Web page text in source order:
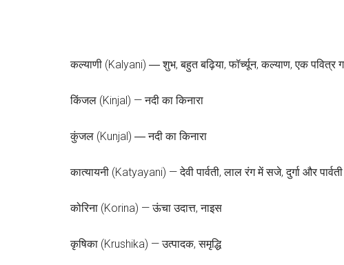
कल्याणी (Kalyani) ― शुभ, बहुत बढ़िया, फॉर्च्यून, कल्याण, एक
किंजल (Kinjal) — नदी का किनारा
कुंजल (Kunjal) ― नदी का किनारा
कात्यायनी (Katyayani) — देवी पार्वती, लाल रंग में सजे, दुर्गा और
कोरिना (Korina) — ऊंचा उदात्त, नाइस
कृषिका (Krushika) — उत्पादक, समृद्धि